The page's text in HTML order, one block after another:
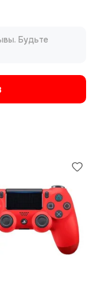
Будьте